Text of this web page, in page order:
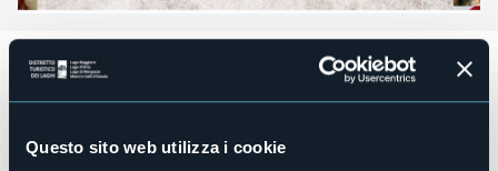
Questo sito web utilizza i cookie
Domenica 24 novembre 2024 dalle ore 10.00 alle ore
presso laPiazza del Municipio e degli Affreschi,Cannero